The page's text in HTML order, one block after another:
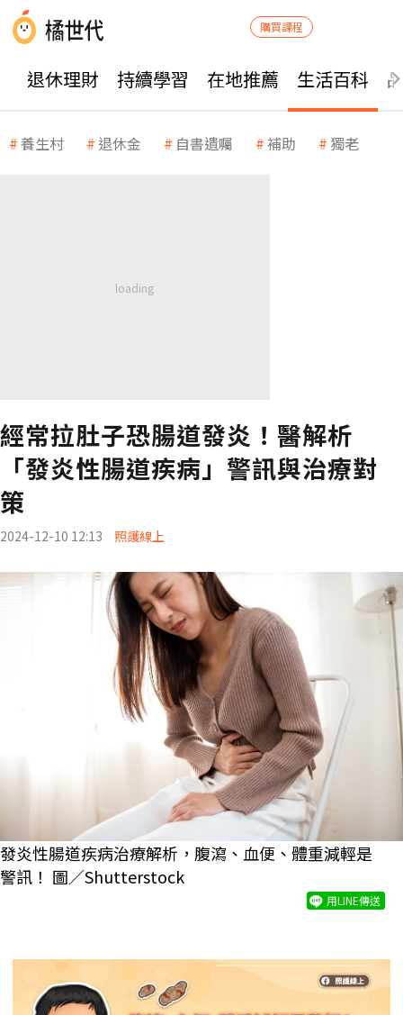
購買課程
退休理財 持續學習 在地推薦 生活百科
養生村 退休金 自書遺囑 補助 獨老
經常拉肚子恐腸道發炎！醫解析
「發炎性腸道疾病」警訊與治療對
策
2024-12-10 12:13 照護線上
發炎性腸道疾病治療解析，腹瀉、血便、體重減輕是
警訊！ 圖／Shutterstock
用LINE傳送